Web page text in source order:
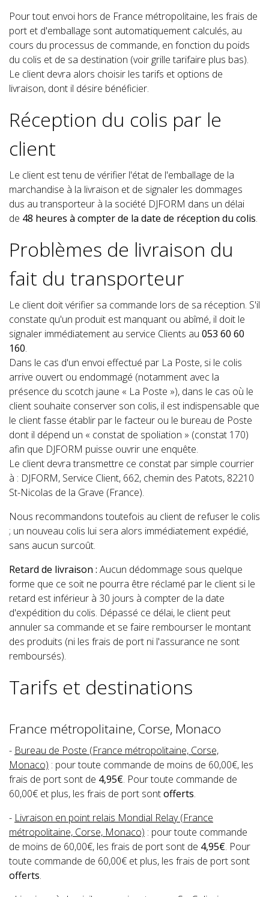
Pour tout envoi hors de France métropolitaine, les frais de
port et d'emballage sont automatiquement calculés, au
cours du processus de commande, en fonction du poids
du colis et de sa destination (voir grille tarifaire plus bas).
Le client devra alors choisir les tarifs et options de
livraison, dont il désire bénéficier.
Réception du colis par le
client
Le client est tenu de vérifier l'état de l'emballage de la
marchandise à la livraison et de signaler les dommages
dus au transporteur à la société DJFORM dans un délai
de 48 heures à compter de la date de réception du colis.
Problèmes de livraison du
fait du transporteur
Le client doit vérifier sa commande lors de sa réception. S'il
constate qu'un produit est manquant ou abîmé, il doit le
signaler immédiatement au service Clients au 053 60 60
160.
Dans le cas d'un envoi effectué par La Poste, si le colis
arrive ouvert ou endommagé (notamment avec la
présence du scotch jaune « La Poste »), dans le cas où le
client souhaite conserver son colis, il est indispensable que
le client fasse établir par le facteur ou le bureau de Poste
dont il dépend un « constat de spoliation » (constat 170)
afin que DJFORM puisse ouvrir une enquête.
Le client devra transmettre ce constat par simple courrier
à : DJFORM, Service Client, 662, chemin des Patots, 82210
St-Nicolas de la Grave (France).
Nous recommandons toutefois au client de refuser le colis
; un nouveau colis lui sera alors immédiatement expédié,
sans aucun surcoût.
Retard de livraison : Aucun dédommage sous quelque
forme que ce soit ne pourra être réclamé par le client si le
retard est inférieur à 30 jours à compter de la date
d'expédition du colis. Dépassé ce délai, le client peut
annuler sa commande et se faire rembourser le montant
des produits (ni les frais de port ni l'assurance ne sont
remboursés).
Tarifs et destinations
France métropolitaine, Corse, Monaco
- Bureau de Poste (France métropolitaine, Corse,
Monaco) : pour toute commande de moins de 60,00€, les
frais de port sont de 4,95€. Pour toute commande de
60,00€ et plus, les frais de port sontofferts.
- Livraison en point relais Mondial Relay (France
métropolitaine, Corse, Monaco) : pour toute commande
de moins de 60,00€, les frais de port sont de 4,95€. Pour
toute commande de 60,00€ et plus, les frais de port sont
offerts.